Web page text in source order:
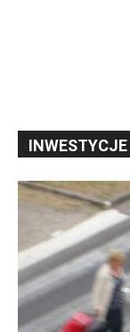
INWESTYCJE